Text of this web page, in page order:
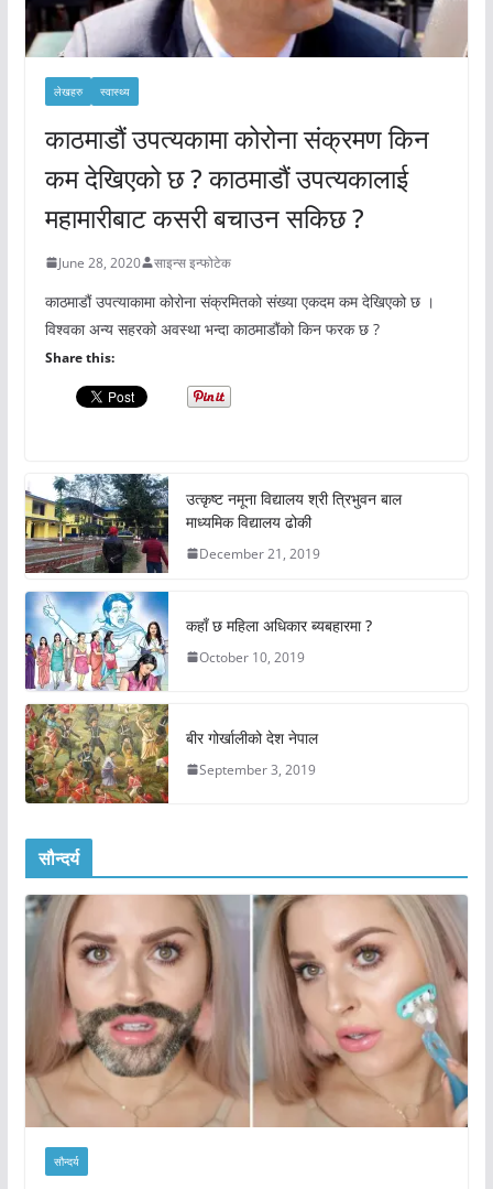
लेखहरु स्वास्थ्य
काठमाडौं उपत्यकामा कोरोना संक्रमण किन
कम देखिएको छ ? काठमाडौं उपत्यकालाई
महामारीबाट कसरी बचाउन सकिछ ?
June 28, 2020 साइन्स इन्फोटेक
काठमाडौं उपत्याकामा कोरोना संक्रमितको संख्या एकदम कम देखिएको छ ।
विश्वका अन्य सहरको अवस्था भन्दा काठमाडौंको किन फरक छ ?
Share this:
उत्कृष्ट नमूना विद्यालय श्री त्रिभुवन बाल
माध्यमिक विद्यालय ढोकी
December 21, 2019
कहाँ छ महिला अधिकार ब्यबहारमा ?
October 10, 2019
बीर गोर्खालीको देश नेपाल
September 3, 2019
सौन्दर्य
सौन्दर्य